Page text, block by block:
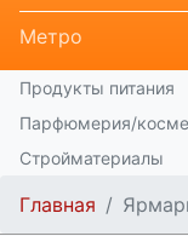
Метро
Продукты питания
Парфюмерия/
Стройматериалы
Главная